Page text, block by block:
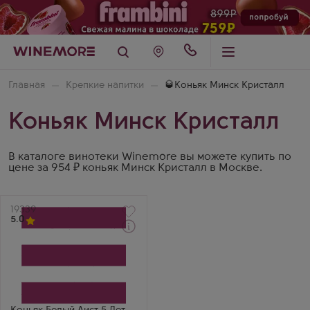
Главная Крепкие напитки 🥃Коньяк Минск Кристалл
Коньяк Минск Кристалл
В каталоге винотеки Winemore вы можете купить по
цене за 954 ₽ коньяк Минск Кристалл в Москве.
Артикул
19339
5.0
Производитель